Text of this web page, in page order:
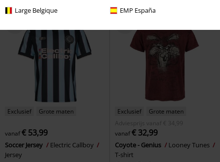
Large Belgique EMP España
Exclusief Grote maten
vanaf€ 53,99
Soccer Jersey
Electric Callboy
Jersey
Exclusief
Grote maten
Adviesprijs
vanaf € 34,99
vanaf€ 32,99
Coyote - Genius
Looney Tunes
T-shirt